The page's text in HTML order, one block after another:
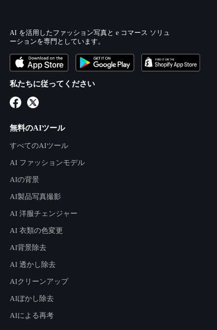
AI を活用したファッション写真と e コマース ソリュ
ーションを専門としています。
私たちに従ってください
無料のAIツール
すべてのAIツール
AI ファッションモデル
AIの背景
AI製品写真撮影
AI 洋服チェンジャー
AI 衣類の色変更
AI背景除去
AI 透かし除去
AIクリーンアップ
AIぼかし除去
AIによる再考